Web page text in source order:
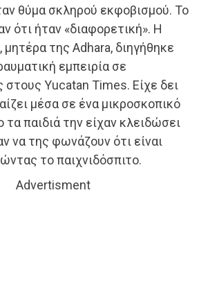
θύμα σκληρού εκφοβισμού. Το
ότι ήταν «διαφορετική». Η
της Adhara, διηγήθηκε
εμπειρία σε
στους Yucatan Times. Είχε δει
μέσα σε ένα μικροσκοπικό
τα παιδιά την είχαν κλειδώσει
να της φωνάζουν ότι είναι
το παιχνιδόσπιτο.
Advertisment